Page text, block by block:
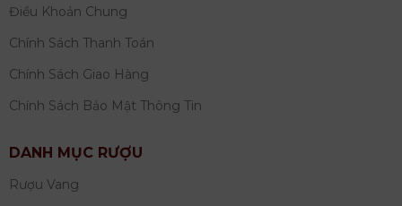
Điều Khoản Chung
Chính Sách Thanh Toán
Chính Sách Giao Hàng
Chính Sách Bảo Mật Thông Tin
DANH MỤC RƯỢU
Rượu Vang